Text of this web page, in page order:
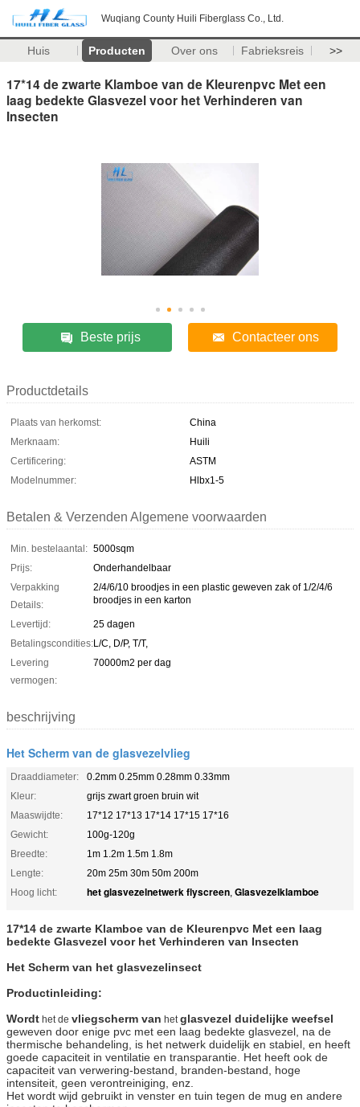
Wuqiang County Huili Fiberglass Co., Ltd.
Huis Producten Over ons Fabrieksreis >>
17*14 de zwarte Klamboe van de Kleurenpvc Met een
laag bedekte Glasvezel voor het Verhinderen van
Insecten
Beste prijs Contacteer ons
Productdetails
Plaats van herkomst:
China
Merknaam:
Huili
Certificering:
ASTM
Modelnummer:
Hlbx1-5
Betalen & Verzenden Algemene voorwaarden
Min. bestelaantal: 5000sqm
Prijs:
Onderhandelbaar
Verpakking
Details:
2/4/6/10 broodjes in een plastic geweven zak of 1/2/4/6
broodjes in een karton
Levertijd:
25 dagen
Betalingscondities:L/C, D/P, T/T,
Levering
vermogen:
70000m2 per dag
beschrijving
Het Scherm van de glasvezelvlieg
Draaddiameter:
0.2mm 0.25mm 0.28mm 0.33mm
Kleur:
grijs zwart groen bruin wit
Maaswijdte:
17*12 17*13 17*14 17*15 17*16
Gewicht:
100g-120g
Breedte:
1m 1.2m 1.5m 1.8m
Lengte:
20m 25m 30m 50m 200m
Hoog licht:
het glasvezelnetwerk flyscreen, Glasvezelklamboe
17*14 de zwarte Klamboe van de Kleurenpvc Met een laag
bedekte Glasvezel voor het Verhinderen van Insecten
Het Scherm van het glasvezelinsect
Productinleiding:
Wordt het de vliegscherm van hetglasvezel duidelijke weefsel
geweven door enige pvc met een laag bedekte glasvezel, na de
thermische behandeling, is het netwerk duidelijk en stabiel, en heeft
goede capaciteit in ventilatie en transparantie. Het heeft ook de
capaciteit van verwering-bestand, branden-bestand, hoge
intensiteit, geen verontreiniging, enz.
Het wordt wijd gebruikt in venster en tuin tegen de mug en andere